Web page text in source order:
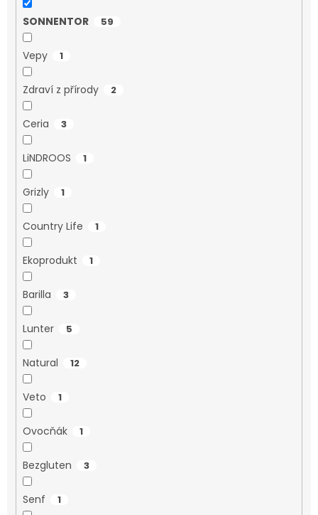
SONNENTOR 59
Vepy 1
Zdraví z přírody 2
Ceria 3
LiNDROOS 1
Grizly 1
Country Life 1
Ekoprodukt 1
Barilla 3
Lunter 5
Natural 12
Veto 1
Ovocňák 1
Bezgluten 3
Senf 1